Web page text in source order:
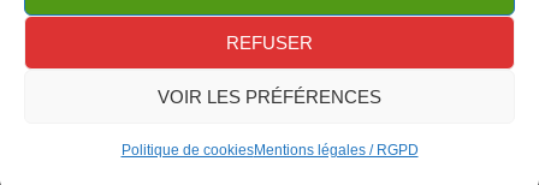
REFUSER
VOIR LES PRÉFÉRENCES
Politique de cookiesMentions légales / RGPD